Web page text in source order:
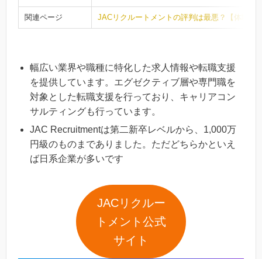
関連ページ JACリクルートメントの評判は最悪？【体験談
幅広い業界や職種に特化した求人情報や転職支援
を提供しています。エグゼクティブ層や専門職を
対象とした転職支援を行っており、キャリアコン
サルティングも行っています。
JAC Recruitmentは第二新卒レベルから、1,000万
円級のものまでありました。ただどちらかといえ
ば日系企業が多いです
JACリクルー
ト メント 公式
サイト